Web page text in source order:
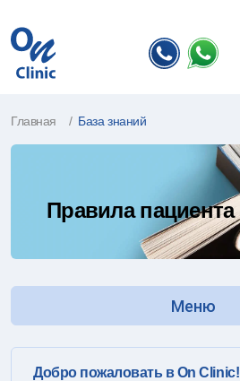
Главная База знаний
Правила пациента
Меню
Добро пожаловать в On Clinic!